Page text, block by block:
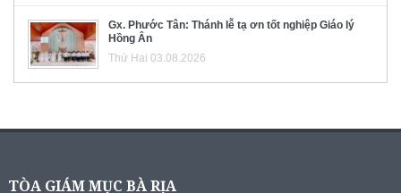
Gx. Phước Tân: Thánh lễ tạ ơn tốt nghiệp Giáo lý
Hồng Ân
Thứ Hai 03.08.2026
TÒA GIÁM MỤC BÀ RỊA